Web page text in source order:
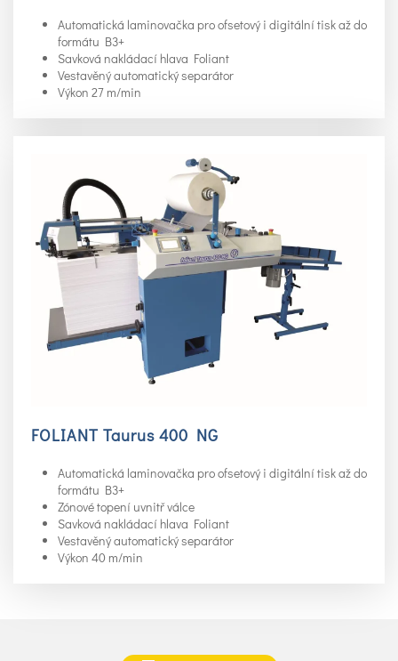
Automatická laminovačka pro ofsetový i digitální tisk až do
formátu B3+
Savková nakládací hlava Foliant
Vestavěný automatický separátor
Výkon 27 m/min
FOLIANT Taurus 400 NG
Automatická laminovačka pro ofsetový i digitální tisk až do
formátu B3+
Zónové topení uvnitř válce
Savková nakládací hlava Foliant
Vestavěný automatický separátor
Výkon 40 m/min